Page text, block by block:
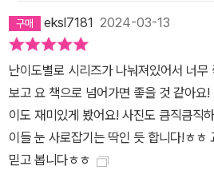
eksl7181 2024-03-13
난이도별로 시리즈가 나눠져있어서 너
보고 요 책으로 넘어가면 좋을 것 같아요
이도 재미있게 봤어요! 사진도 큼직큼직
이들 눈 사로잡기는 딱인 듯 합니다!ㅎㅎ
믿고 봅니다ㅎㅎ